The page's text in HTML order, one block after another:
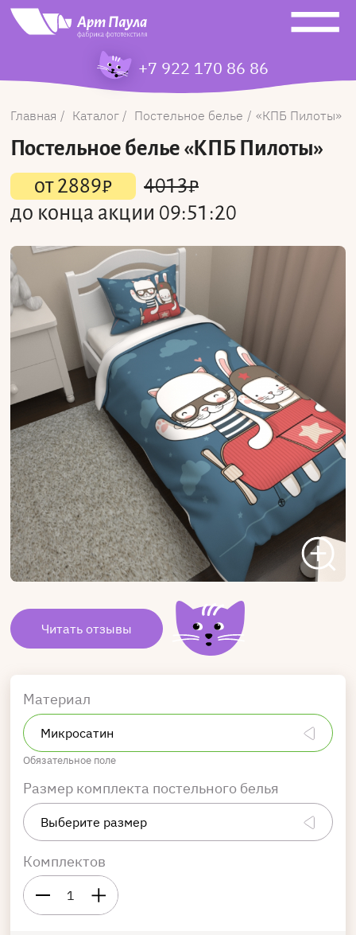
+7 922 170 86 86
Главная Каталог Постельное белье КПБ Пилоты
Постельное белье «КПБ Пилоты»
от2889₽ 4013₽
до конца акции 09:51:20
Читать отзывы
Материал
Обязательное поле
Размер комплекта постельного белья
Комплектов
1